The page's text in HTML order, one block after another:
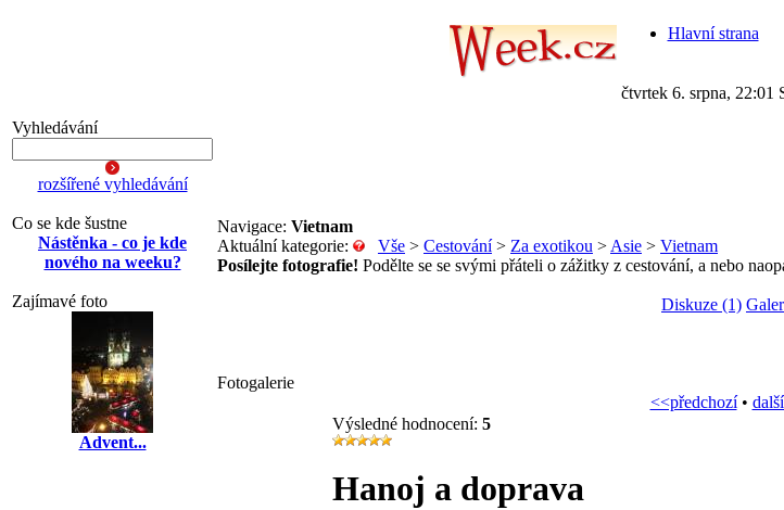
Hlavní strana
čtvrtek 6. srpna, 22:01
Vyhledávání
rozšířené vyhledávání
Co se kde šustne
Nástěnka - co je kde
nového na weeku?
Zajímavé foto
Advent...
Navigace: Vietnam
Aktuální kategorie:
Vše > Cestování> Za exotikou > Asie > Vietnam
Posílejte fotografie! Podělte se se svými přáteli o zážitky z cestování, a nebo
Diskuze (1)
Fotogalerie
<<předchozí•
Výsledné hodnocení: 5
Hanoj a doprava